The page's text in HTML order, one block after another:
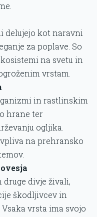
delujejo kot naravni
za poplave. So
na svetu in
vrstam.
in rastlinskim
hrane ter
ogljika.
na prehransko
divje živali,
škodljivcev in
vrsta ima svojo